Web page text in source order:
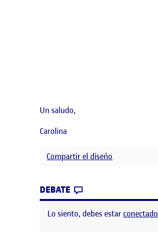
Un saludo,
Carolina
Compartir el diseño
DEBATE
Lo siento, debes estarconectado